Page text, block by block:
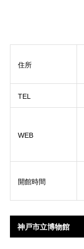
住所
TEL
WEB
開館時間
神戸市立博物館